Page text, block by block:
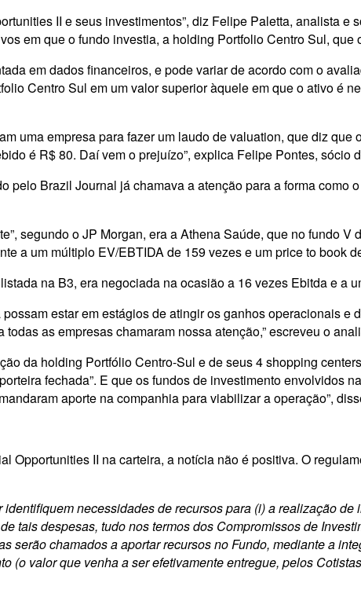
II e seus investimentos”, diz Felipe Paletta, analista
em que o fundo investia, a holding Portfolio Centro Sul,
em dados financeiros, e pode variar de acordo com o
Centro Sul em um valor superior àquele em que o ativo é
uma empresa para fazer um laudo de valuation, que diz
é R$ 80. Daí vem o prejuízo”, explica Felipe Pontes, sócio
pelo Brazil Journal já chamava a atenção para a forma
segundo o JP Morgan, era a Athena Saúde, que no fundo
a um múltiplo EV/EBTIDA de 159 vezes e um price to book
na B3, era negociada na ocasião a 16 vezes Ebitda e a
estar em estágios de atingir os ganhos operacionais
as empresas chamaram nossa atenção,” escreveu o
da holding Portfólio Centro-Sul e de seus 4 shopping
fechada”. E que os fundos de investimento envolvidos
aporte na companhia para viabilizar a operação”,
Opportunities II na carteira, a notícia não é positiva. O
necessidades de recursos para (i) a realização
tais despesas, tudo nos termos dos Compromissos de
serão chamados a aportar recursos no Fundo, mediante a
(o valor que venha a ser efetivamente entregue, pelos